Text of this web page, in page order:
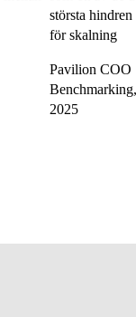
största hindren
för skalning
Pavilion COO
Benchmarking,
2025